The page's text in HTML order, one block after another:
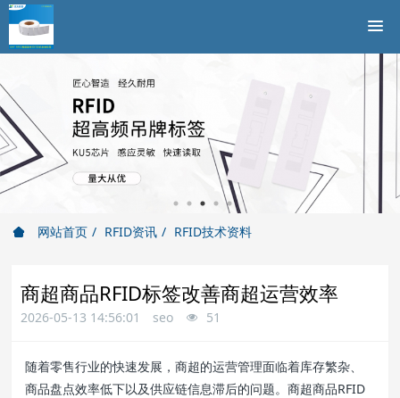
网站首页 RFID资讯 RFID技术资料
商超商品RFID标签改善商超运营效率
2026-05-13 14:56:01 seo 51
随着零售行业的快速发展，商超的运营管理面临着库存繁杂、
商品盘点效率低下以及供应链信息滞后的问题。商超商品RFID